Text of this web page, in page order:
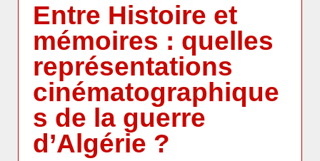
Entre Histoire et
mémoires : quelles
représentations
cinématographique
s de la guerre
d’Algérie ?